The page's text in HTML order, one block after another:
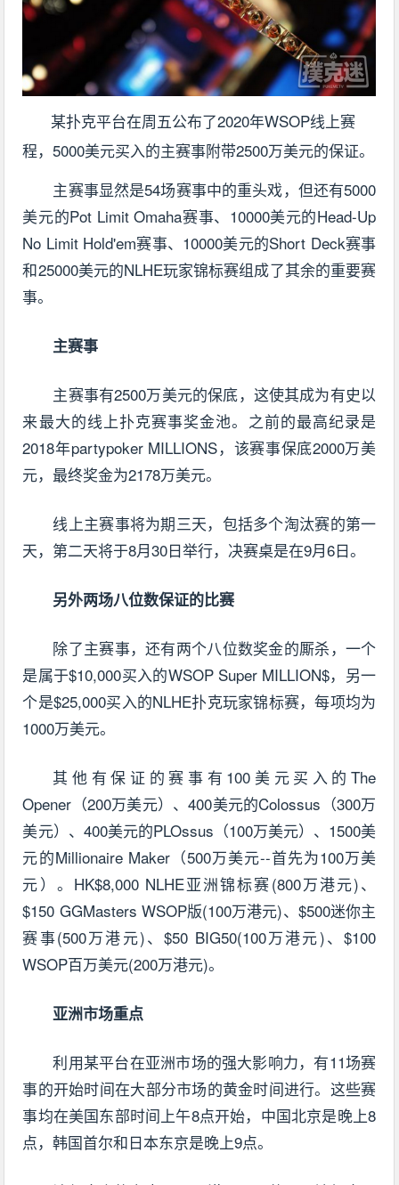
某扑克平台在周五公布了2020年WSOP线上赛
程，5000美元买入的主赛事附带2500万美元的保证。
主赛事显然是54场赛事中的重头戏，但还有5000
美元的Pot Limit Omaha赛事、10000美元的Head-Up
No Limit Hold'em赛事、10000美元的Short Deck赛事
和25000美元的NLHE玩家锦标赛组成了其余的重要赛
事。
主赛事
主赛事有2500万美元的保底，这使其成为有史以
来最大的线上扑克赛事奖金池。之前的最高纪录是
2018年partypoker MILLIONS，该赛事保底2000万美
元，最终奖金为2178万美元。
线上主赛事将为期三天，包括多个淘汰赛的第一
天，第二天将于8月30日举行，决赛桌是在9月6日。
另外两场八位数保证的比赛
除了主赛事，还有两个八位数奖金的厮杀，一个
是属于$10,000买入的WSOP Super MILLION$，另一
个是$25,000买入的NLHE扑克玩家锦标赛，每项均为
1000万美元。
其他有保证的赛事有100美元买入的The
Opener（200万美元）、400美元的Colossus（300万
美元）、400美元的PLOssus（100万美元）、1500美
元的Millionaire Maker（500万美元--首先为100万美
元）。HK$8,000 NLHE亚洲锦标赛(800万港元)、
$150 GGMasters WSOP版(100万港元)、$500迷你主
赛事(500万港元)、$50 BIG50(100万港元)、$100
WSOP百万美元(200万港元)。
亚洲市场重点
利用某平台在亚洲市场的强大影响力，有11场赛
事的开始时间在大部分市场的黄金时间进行。这些赛
事均在美国东部时间上午8点开始，中国北京是晚上8
点，韩国首尔和日本东京是晚上9点。